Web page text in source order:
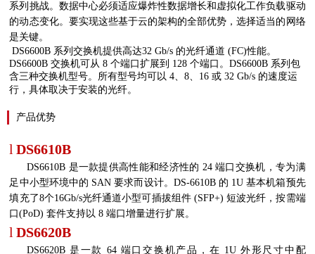
系列挑战。数据中心必须适应爆炸性数据增长和虚拟化工作负载驱动
的动态变化。要实现这些基于云的架构的全部优势，选择适当的网络
是关键。
DS6600B 系列交换机提供高达32 Gb/s 的光纤通道 (FC)性能。
DS6600B交换机可从 8个端口扩展到 128个端口。DS6600B 系列包
含三种交换机型号。所有型号均可以 4、8、 16或 32 Gb/s 的速度运
行，具体取决于安装的光纤。
产品优势
l DS6610B
DS6610B 是一款提供高性能和经济性的 24端口交换机，专为满
足中小型环境中的 SAN要求而设计。 DS-6610B 的 1U基本机箱预先
填充了8个16Gb/s光纤通道小型可插拔组件(SFP+)短波光纤，按需端
口(PoD)套件支持以 8端口增量进行扩展。
l DS6620B
DS6620B 是一款 64 端口交换机产品，在 1U 外形尺寸中配